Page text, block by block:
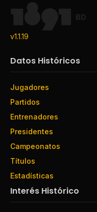
BD
v1.1.19
Datos Históricos
Jugadores
Partidos
Entrenadores
Presidentes
Campeonatos
Títulos
Estadísticas
Interés Histórico